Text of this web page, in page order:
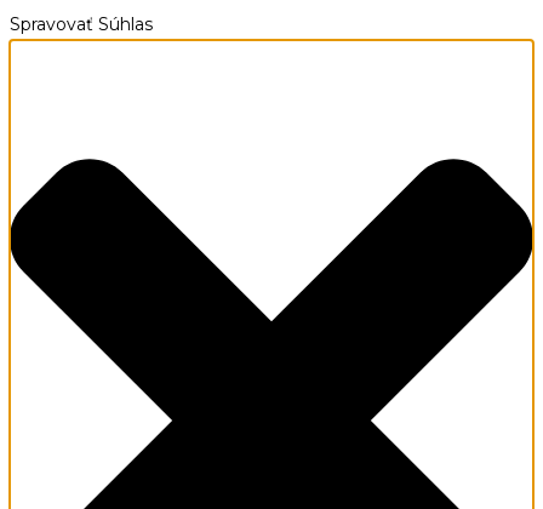
Spravovať Súhlas